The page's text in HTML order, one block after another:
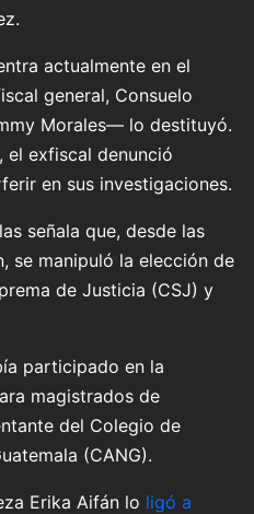
actualmente en el
general, Consuelo
Morales— lo destituyó.
el exfiscal denunció
en sus investigaciones.
señala que, desde las
se manipuló la elección de
de Justicia (CSJ) y
participado en la
magistrados de
del Colegio de
(CANG).
Erika Aifán lo ligó a